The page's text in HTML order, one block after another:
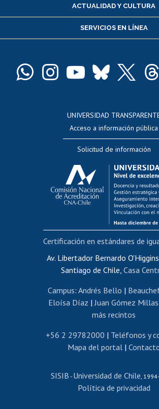
Servicio médico y dental
Pago de arancel y crédito
Docentes
Perfeccionamiento
Editar Portafolio Académico
Evaluación docente
Calificación académica
Postulación al AUCAI
Funcionarias/os
Cursos internos de
Bienestar del personal
Portal de movilidad interna
Certificado de renta
Certificado de renta
Editar páginas blancas
Extranjeras/os
Revalidación y reconocimiento de
Postulación al Programa de Movilidad
Cursos de español
ACTUALIDAD Y CULTURA
SERVICIOS EN LÍNEA
UNIVERSIDAD
Acceso a información pública
Solicitud de información
Av. Libertador Bernardo
Santiago de Chile, Casa
Campus: Andrés Bello |
Eloísa Díaz | Juan Gómez Millas
más recintos
+56 2 29782000 | Teléfonos y
Mapa del portal|
SISIB - Universidad de Chile ,
Política de privacidad
Certificación en estándares de